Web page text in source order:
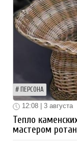
ПЕРСОНА
12:08 | 3 августа
Тепло
мастером